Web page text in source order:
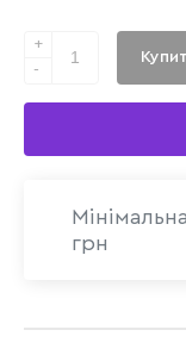
+
-
грн